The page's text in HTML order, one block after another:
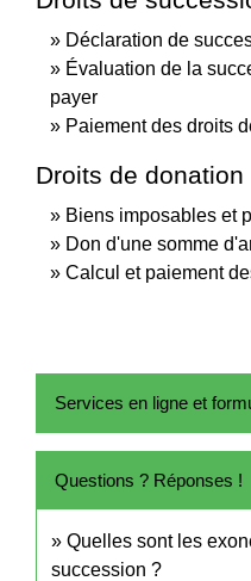
Déclaration de
Évaluation de la
payer
Paiement des droits
Droits de donation
Biens imposables et
Don d'une somme
Calcul et paiement
Services en ligne et
Questions ? Réponses !
Quelles sont les
succession ?